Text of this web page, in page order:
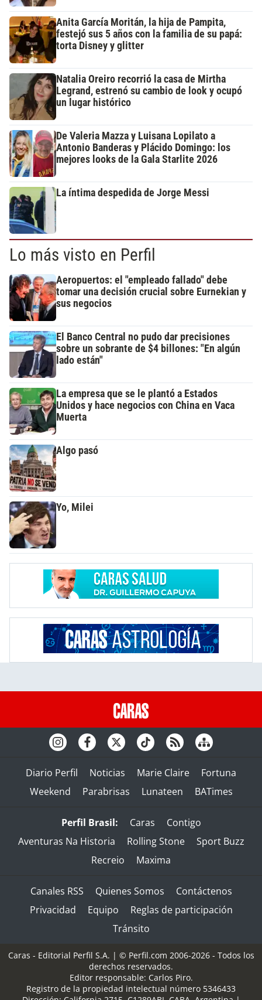
Anita García Moritán, la hija de Pampita,
festejó sus 5 años con la familia de su papá:
torta Disney y glitter
Natalia Oreiro recorrió la casa de Mirtha
Legrand, estrenó su cambio de look y ocupó
un lugar histórico
De Valeria Mazza y Luisana Lopilato a
Antonio Banderas y Plácido Domingo: los
mejores looks de la Gala Starlite 2026
La íntima despedida de Jorge Messi
Lo más visto en Perfil
Aeropuertos: el "empleado fallado" debe
tomar una decisión crucial sobre Eurnekian y
sus negocios
El Banco Central no pudo dar precisiones
sobre un sobrante de $4 billones: "En algún
lado están"
La empresa que se le plantó a Estados
Unidos y hace negocios con China en Vaca
Muerta
Algo pasó
Yo, Milei
Diario Perfil Noticias Marie Claire
Fortuna
Weekend
Parabrisas Lunateen BATimes
Perfil Brasil: Caras
Contigo
Aventuras Na Historia
Rolling Stone
Sport Buzz
Recreio
Maxima
Canales RSS Quienes Somos
Contáctenos
Privacidad
Equipo
Reglas de participación
Tránsito
Caras - Editorial Perfil S.A. | © Perfil.com 2006-2026 - Todos los
derechos reservados.
Editor responsable: Carlos Piro.
Registro de la propiedad intelectual número 5346433